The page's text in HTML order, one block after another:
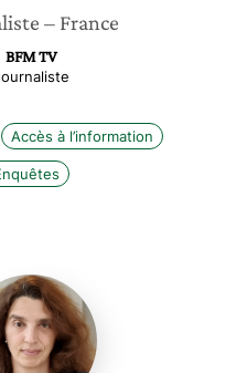
– France
BFM TV
Accès à l’information
Ioana
Manolescu